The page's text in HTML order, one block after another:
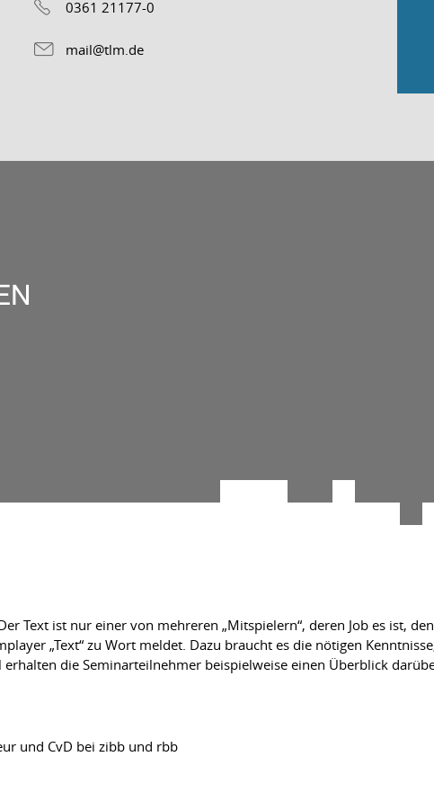
0361 21177-0
mail@tlm.de
Text ist nur einer von mehreren „Mitspielern“, deren Job es ist,
„Text“ zu Wort meldet. Dazu braucht es die nötigen
die Seminarteilnehmer beispielweise einen Überblick
und CvD bei zibb und rbb